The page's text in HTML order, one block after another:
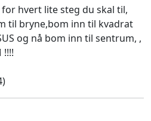
hvert lite steg du skal til,
til bryne,bom inn til kvadrat
og nå bom inn til sentrum, ,